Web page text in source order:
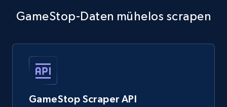
GameStop-Daten mühelos scrapen
GameStop Scraper API